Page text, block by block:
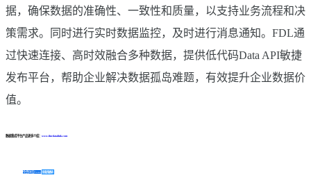
据，确保数据的准确性、一致性和质量，以支持业务流程和决
策需求。同时进行实时数据监控，及时进行消息通知。FDL通
过快速连接、高时效融合多种数据，提供低代码Data API敏捷
发布平台，帮助企业解决数据孤岛难题，有效提升企业数据价
值。
数据集成平台产品更多介绍： www.finedatalink.com
免费体验Demo 咨询方案